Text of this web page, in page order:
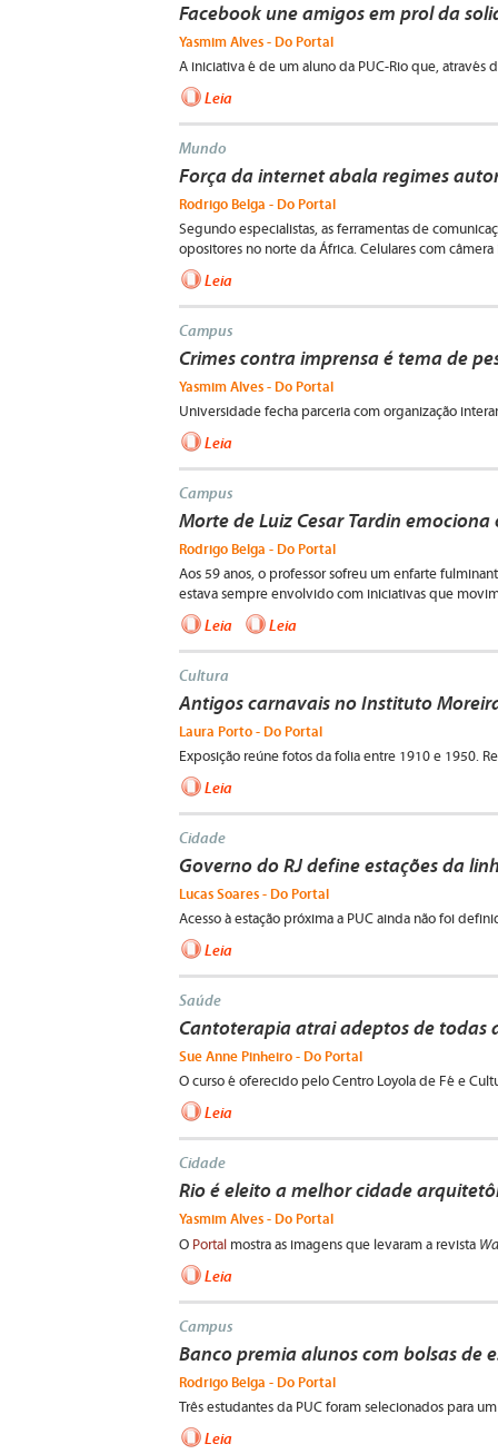
Facebook une amigos em prol da
Yasmim Alves - Do Portal
A iniciativa é de um aluno da PUC-Rio que, através
Leia
Mundo
Força da internet abala regimes
Rodrigo Belga - Do Portal
Segundo especialistas, as ferramentas de
opositores no norte da África. Celulares com
Leia
Campus
Crimes contra imprensa é tema de
Yasmim Alves - Do Portal
Universidade fecha parceria com organização
Leia
Campus
Morte de Luiz Cesar Tardin emociona
Rodrigo Belga - Do Portal
Aos 59 anos, o professor sofreu um enfarte
estava sempre envolvido com iniciativas que
Leia Leia
Cultura
Antigos carnavais no Instituto
Laura Porto - Do Portal
Exposição reúne fotos da folia entre 1910 e 1950.
Leia
Cidade
Governo do RJ define estações da
Lucas Soares - Do Portal
Acesso à estação próxima a PUC ainda não foi
Leia
Saúde
Cantoterapia atrai adeptos de todas
Sue Anne Pinheiro - Do Portal
O curso é oferecido pelo Centro Loyola de Fé e
Leia
Cidade
Rio é eleito a melhor cidade
Yasmim Alves - Do Portal
O Portal mostra as imagens que levaram a revista
Leia
Campus
Banco premia alunos com bolsas de
Rodrigo Belga - Do Portal
Três estudantes da PUC foram selecionados para
Leia